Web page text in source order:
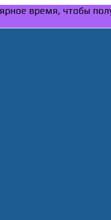
время, чтобы